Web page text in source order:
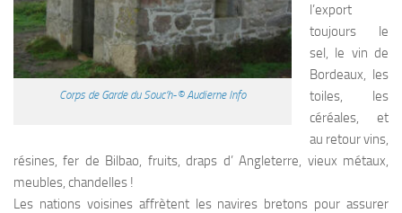
Corps de Garde du Souc’h-© Audierne Info
l’export
toujours le
sel, le vin de
Bordeaux, les
toiles, les
céréales, et
au retour vins,
résines, fer de Bilbao, fruits, draps d’ Angleterre, vieux métaux,
meubles, chandelles !
Les nations voisines affrètent les navires bretons pour assurer